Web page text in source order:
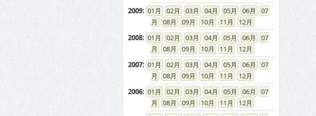
2009: 01 02 03 04 05 06
07
08
09 10 11
12
2008: 01 02 03 04 05 06
07
08
09 10 11
12
2007: 01 02 03 04 05 06
07
08
09 10 11
12
2006: 01 02 03 04 05 06
07
08
09 10 11
12